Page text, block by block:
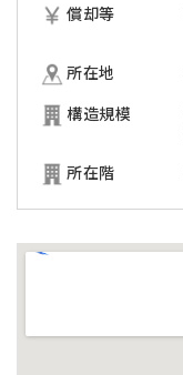
償却等
所在地
構造規模
所在階